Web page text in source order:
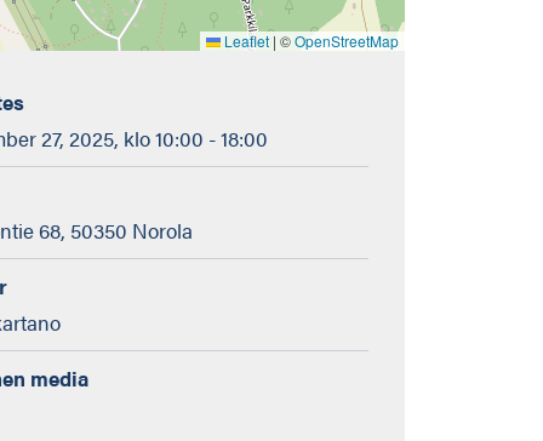
Leaflet | ©OpenStreetMap
27, 2025, klo 10:00 - 18:00
68, 50350 Norola
media